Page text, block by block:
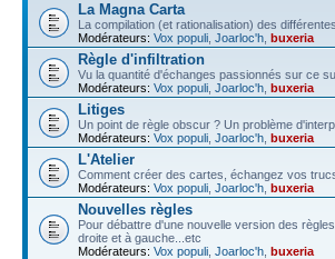
La Magna Carta
La compilation (et rationalisation) des
Modérateurs: Vox populi Joarloc'h buxeria
Règle d'infiltration
Vu la quantité d'échanges passionnés sur ce
Modérateurs: Vox populi Joarloc'h buxeria
Litiges
Un point de règle obscur ? Un problème
Modérateurs: Vox populi Joarloc'h buxeria
L'Atelier
Comment créer des cartes, échangez vos
Modérateurs: Vox populi Joarloc'h buxeria
Nouvelles règles
Pour débattre d'une nouvelle version des
droite et à gauche...etc
Modérateurs: Vox populi Joarloc'h buxeria